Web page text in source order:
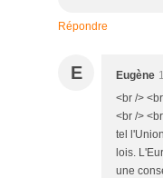
Répondre
E Eugène
<br />
<br />
tel
lois.
une